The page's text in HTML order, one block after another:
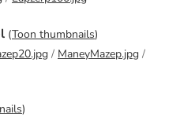
(Toon thumbnails)
/ ManeyMazep.jpg /
)